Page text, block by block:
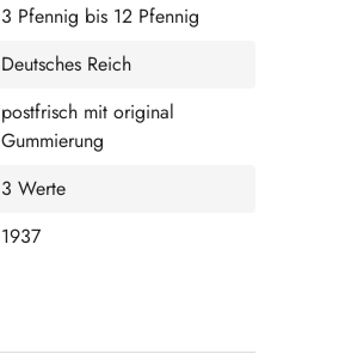
3 Pfennig bis 12 Pfennig
Deutsches Reich
postfrisch mit original
Gummierung
3 Werte
1937